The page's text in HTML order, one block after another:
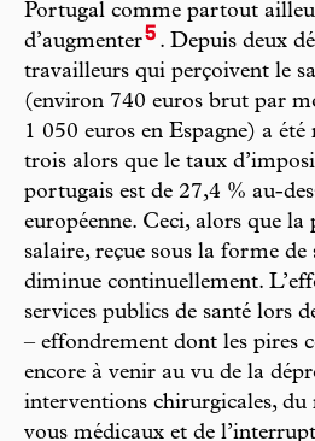
Portugal comme partout
d’augmenter5 . Depuis deux
travailleurs qui perçoivent le
(environ 740 euros brut par
1 050 euros en Espagne) a
trois alors que le taux
portugais est de 27,4 % au-
européenne. Ceci, alors que la
salaire, reçue sous la forme de
diminue continuellement.
services publics de santé lors
– effondrement dont les pires
encore à venir au vu de la
interventions chirurgicales, du
vous médicaux et de